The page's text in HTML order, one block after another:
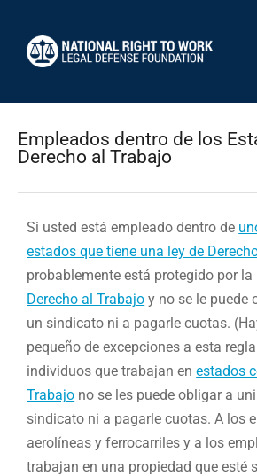
Empleados dentro de los
Derecho al Trabajo
Si usted está empleado dentro de
estados que tiene una ley de
probablemente está protegido por la
Derecho al Trabajo y no se le puede
un sindicato ni a pagarle cuotas.
pequeño de excepciones a esta
individuos que trabajan enestados
Trabajo no se les puede obligar a
sindicato ni a pagarle cuotas. A los
aerolíneas y ferrocarriles y a los
trabajan en una propiedad que esté